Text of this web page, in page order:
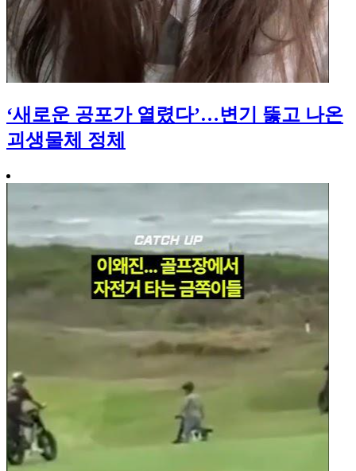
‘새로운 공포가 열렸다’…변기 뚫고 나온
괴생물체 정체